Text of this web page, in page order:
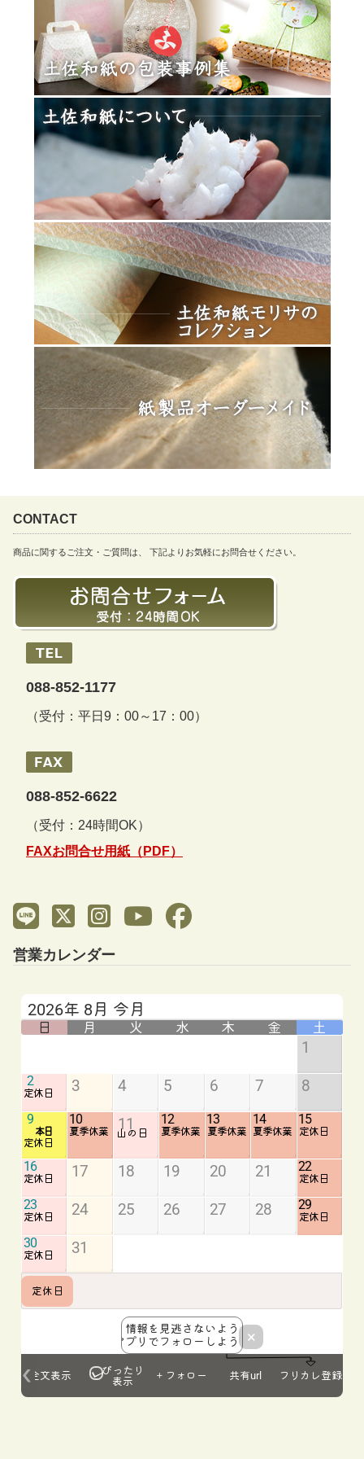
CONTACT
商品に関するご注文・ご質問は、 下記よりお気軽にお問合せください。
088-852-1177
（受付：平日9：00～17：00）
088-852-6622
（受付：24時間OK）
FAXお問合せ用紙（PDF）
営業カレンダー